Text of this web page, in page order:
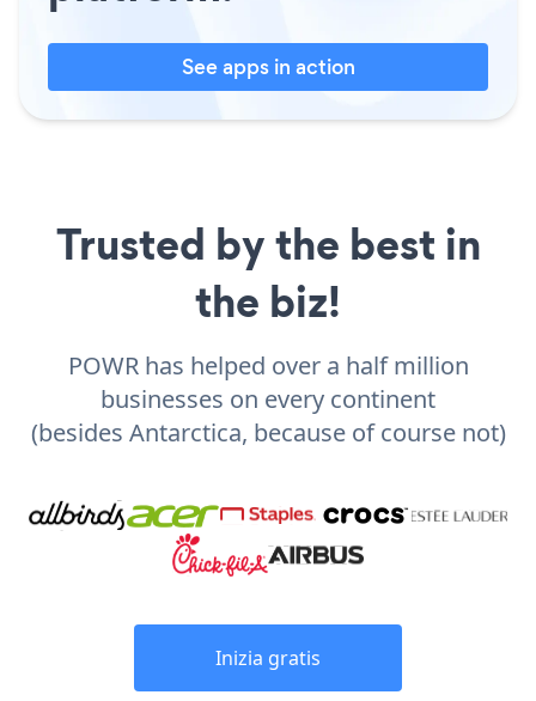
See apps in action
Trusted by the best in
the biz!
POWR has helped over a half million
businesses on every continent
(besides Antarctica, because of course not)
Inizia gratis